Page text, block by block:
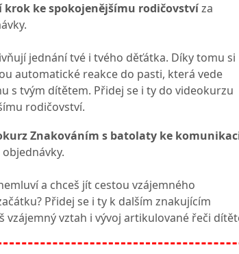
krok ke spokojenějšímu rodičovstvíza
jednání tvé i tvého děťátka. Díky tomu si
automatické reakce do pasti, která vede
s tvým dítětem. Přidej se i ty do videokurzu
rodičovství.
Znakováním s batolaty ke
objednávky.
a chceš jít cestou vzájemného
Přidej se i ty k dalším znakujícím
vzájemný vztah i vývoj artikulované řeči